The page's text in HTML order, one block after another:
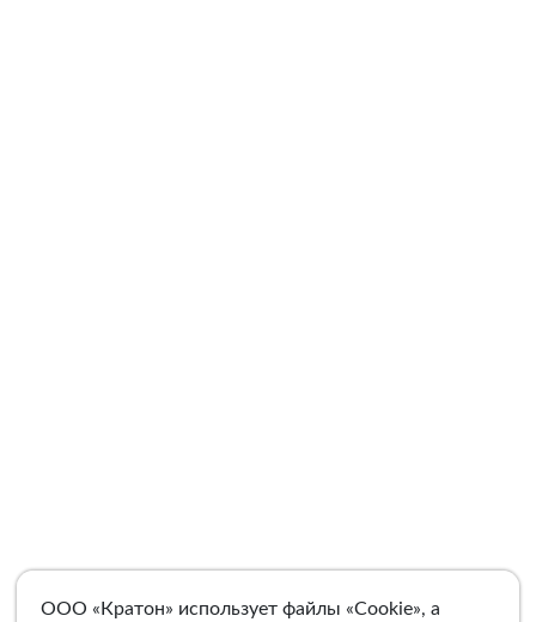
ООО «Кратон» использует файлы «Cookie», а